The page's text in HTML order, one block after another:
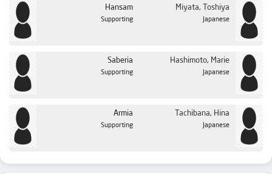
Hansam
Supporting
Miyata, Toshiya
Japanese
Saberia
Supporting
Hashimoto, Marie
Japanese
Armia
Supporting
Tachibana, Hina
Japanese